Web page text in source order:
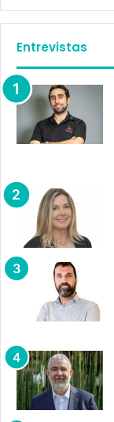
Entrevistas